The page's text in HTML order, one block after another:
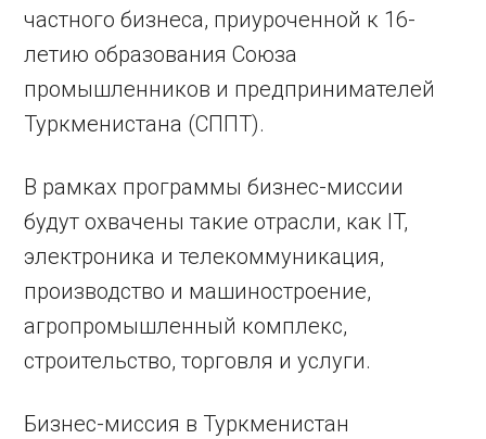
частного бизнеса, приуроченной к 16-
летию образования Союза
промышленников и предпринимателей
Туркменистана (СППТ).
В рамках программы бизнес-миссии
будут охвачены такие отрасли, как IT,
электроника и телекоммуникация,
производство и машиностроение,
агропромышленный комплекс,
строительство, торговля и услуги.
Бизнес-миссия в Туркменистан